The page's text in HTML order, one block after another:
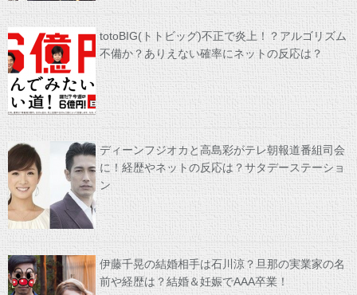
totoBIG(トトビッグ)不正で炎上！？アルゴリズム
不備か？ありえない確率にネットの反応は？
ディーンフジオカと高島彩がテレ朝報道番組司会
に！経歴やネットの反応は？サタデーステーショ
ン
伊藤千晃の結婚相手は石川涼？旦那の実業家の名
前や経歴は？結婚＆妊娠でAAA卒業！